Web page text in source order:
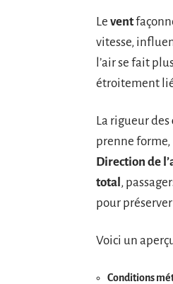
Le vent
vitesse,
l’air se fait
étroitement
La rigueur des
prenne
Direction de
total,
pour
Voici un
Conditions